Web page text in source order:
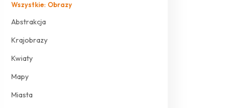
Wszystkie: Obrazy
Abstrakcja
Krajobrazy
Kwiaty
Mapy
Miasta